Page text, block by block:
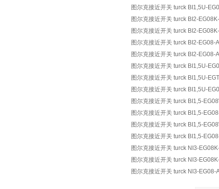
图尔克接近开关 turck BI1,5U-
图尔克接近开关 turck BI2-
图尔克接近开关 turck BI2-
图尔克接近开关 turck BI2-EG08-
图尔克接近开关 turck BI2-EG08-
图尔克接近开关 turck BI1,5U-
图尔克接近开关 turck BI1,5U-
图尔克接近开关 turck BI1,5U-
图尔克接近开关 turck BI1,5-
图尔克接近开关 turck BI1,5-
图尔克接近开关 turck BI1,5-
图尔克接近开关 turck BI1,5-
图尔克接近开关 turck NI3-
图尔克接近开关 turck NI3-
图尔克接近开关 turck NI3-EG08-